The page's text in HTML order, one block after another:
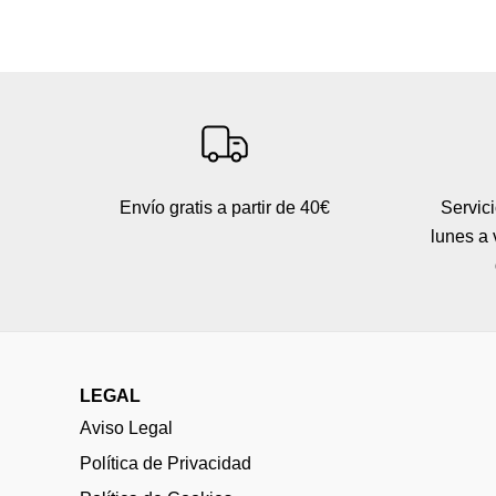
Envío gratis a partir de 40€
lunes a
LEGAL
Aviso Legal
Política de Privacidad